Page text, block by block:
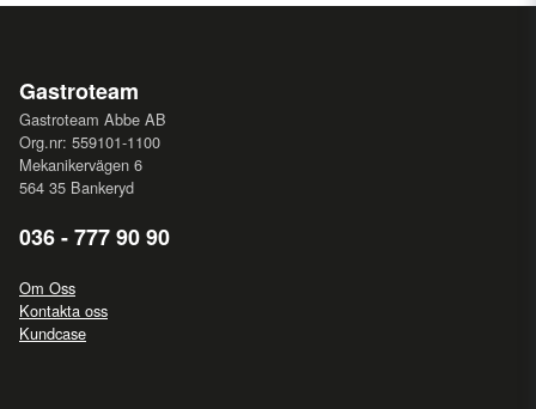
Gastroteam
Gastroteam Abbe AB
Org.nr: 559101-1100
Mekanikervägen 6
564 35 Bankeryd
036 - 777 90 90
Om Oss
Kontakta oss
Kundcase